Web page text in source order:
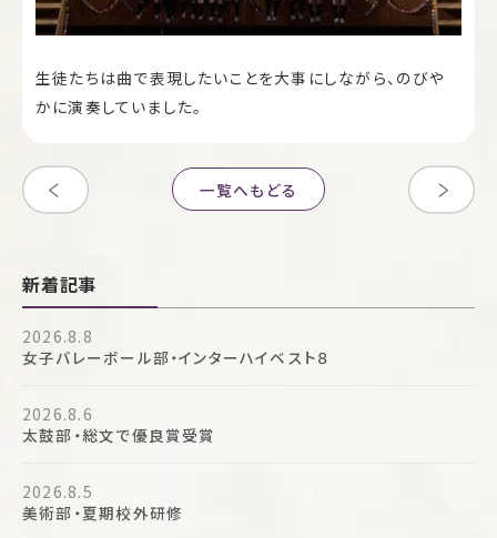
生徒たちは曲で表現したいことを大事にしながら、のびや
かに演奏していました。
一覧へもどる
新着記事
2026.8.8
女子バレーボール部・インターハイベスト８
2026.8.6
太鼓部・総文で優良賞受賞
2026.8.5
美術部・夏期校外研修